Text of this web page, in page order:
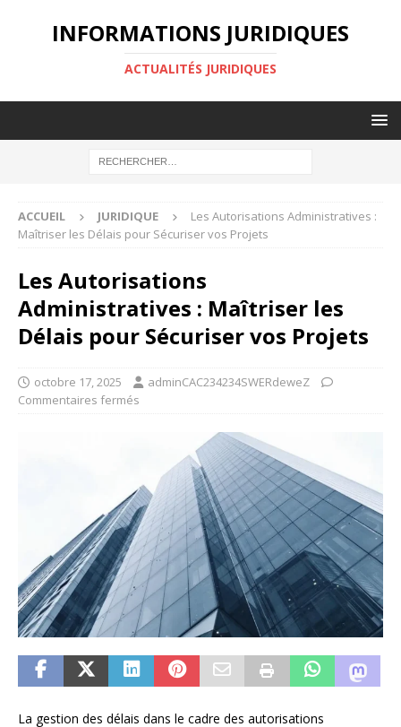
INFORMATIONS JURIDIQUES
ACTUALITÉS JURIDIQUES
ACCUEIL JURIDIQUE
Les Autorisations Administratives :
Maîtriser les Délais pour Sécuriser vos Projets
Les Autorisations
Administratives : Maîtriser les
Délais pour Sécuriser vos Projets
octobre 17, 2025
adminCAC234234SWERdeweZ
Commentaires fermés
La gestion des délais dans le cadre des autorisations